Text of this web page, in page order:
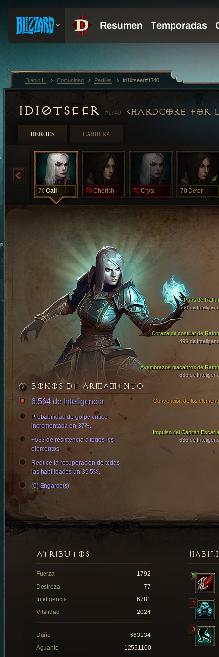
ID10TSEER #1740 HARDCORE FOR
HÉROES CARRERA
70Cali 70Cherish 70Cryta 70 Deter
Coraza de costillar de
499 de
Avambrazos macabros de
836 de
Púas de
560 de
Impulso del Capitán
636 de
Convención de los
BONOS DE ARMAMENTO
6,564 de Inteligencia
Probabilidad de golpe crítico
incrementada en 37%.
+533 de resistencia a todos los
elementos
Reduce la recuperación de todas
las habilidades un 39.5%.
(0) Engarce(s)
ATRIBUTOS
Fuerza
1792
Destreza
77
Inteligencia
6781
Vitalidad
2024
Daño
663134
Aguante
12551100
Diablo III Comunidad Perfiles id10tseer#1740